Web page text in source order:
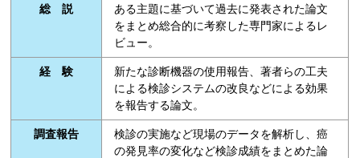
総 説
ある主題に基づいて過去に発表された論文
をまとめ総合的に考察した専門家によるレ
ビュー。
経 験
新たな診断機器の使用報告、著者らの工夫
による検診システムの改良などによる効果
を報告する論文。
調査報告
検診の実施など現場のデータを解析し、癌
の発見率の変化など検診成績をまとめた論